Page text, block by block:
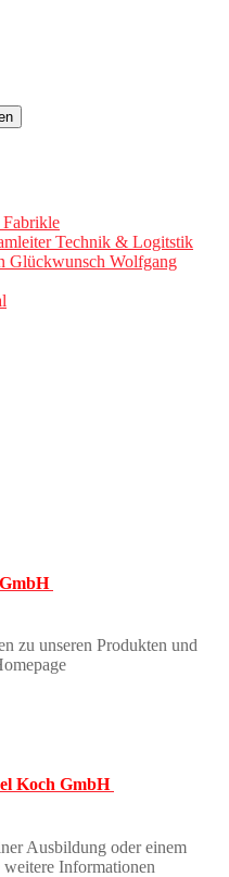
Technik & Logitstik
Glückwunsch Wolfgang
zu unseren Produkten und
Koch GmbH
Ausbildung oder einem
Informationen